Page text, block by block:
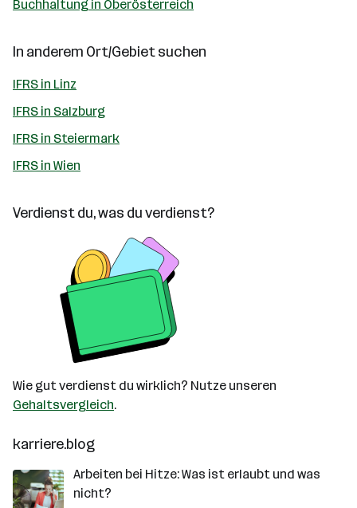
Buchhaltung in Oberösterreich
In anderem Ort/Gebiet suchen
IFRS in Linz
IFRS in Salzburg
IFRS in Steiermark
IFRS in Wien
Verdienst du, was du verdienst?
Wie gut verdienst du wirklich? Nutze unseren
Gehaltsvergleich.
karriere.blog
Arbeiten bei Hitze: Was ist erlaubt und was
nicht?